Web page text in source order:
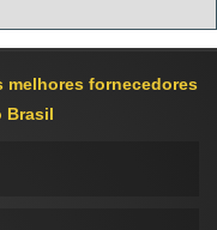
melhores fornecedores
Brasil